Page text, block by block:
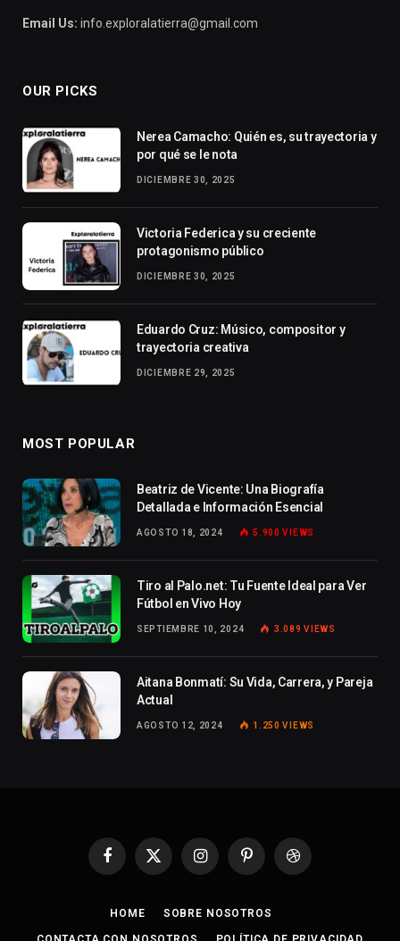
Email Us: info.exploralatierra@gmail.com
OUR PICKS
Nerea Camacho: Quién es, su trayectoria y
por qué se le nota
DICIEMBRE 30, 2025
Victoria Federica y su creciente
protagonismo público
DICIEMBRE 30, 2025
Eduardo Cruz: Músico, compositor y
trayectoria creativa
DICIEMBRE 29, 2025
MOST POPULAR
Beatriz de Vicente: Una Biografía
Detallada e Información Esencial
AGOSTO 18, 2024 5.900VIEWS
Tiro al Palo.net: Tu Fuente Ideal para Ver
Fútbol en Vivo Hoy
SEPTIEMBRE 10, 2024 3.089VIEWS
Aitana Bonmatí: Su Vida, Carrera, y Pareja
Actual
AGOSTO 12, 2024 1.250VIEWS
Facebook
X
InstagramPinterestDribbble
HOME SOBRE NOSOTROS